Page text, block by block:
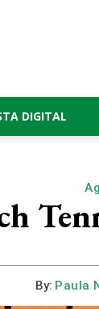
DIGITAL
By: Paula